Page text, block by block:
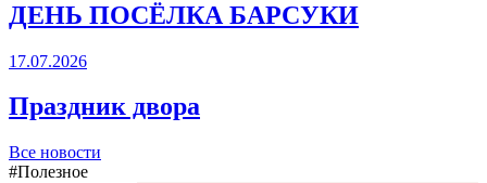
ДЕНЬ ПОСЁЛКА БАРСУКИ
17.07.2026
Праздник двора
Все новости
#Полезное